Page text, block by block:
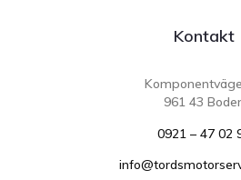
Kontakt
961 43
0921 – 47 02